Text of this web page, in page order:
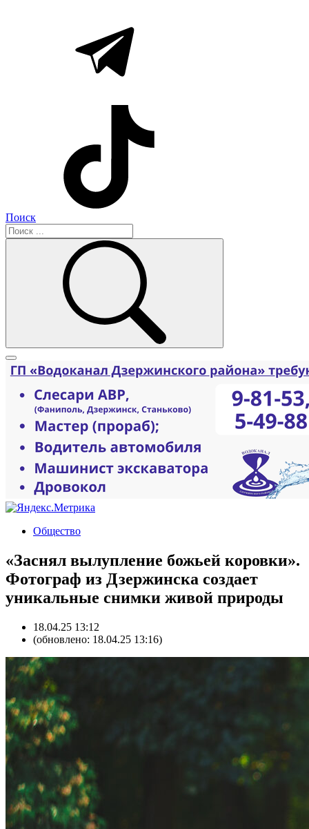
Поиск
Общество
«Заснял вылупление божьей коровки».
Фотограф из Дзержинска создает
уникальные снимки живой природы
18.04.25 13:12
(обновлено: 18.04.25 13:16)